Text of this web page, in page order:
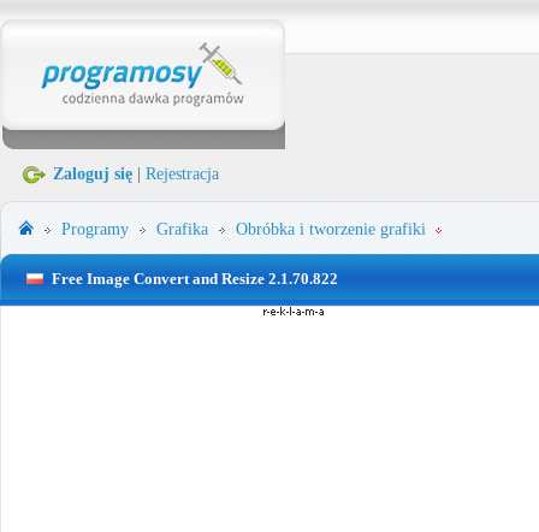
Zaloguj się Rejestracja
Programy Grafika Obróbka i tworzenie grafiki
Free Image Convert and Resize 2.1.70.822